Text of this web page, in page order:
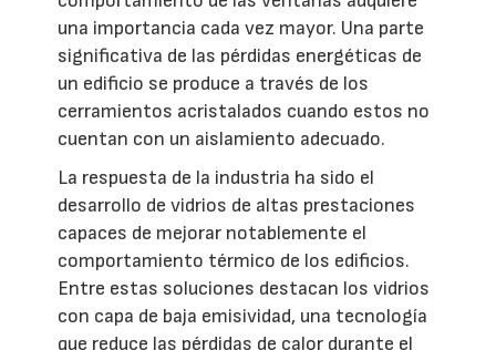
una importancia cada vez mayor. Una parte
significativa de las pérdidas energéticas de
un edificio se produce a través de los
cerramientos acristalados cuando estos no
cuentan con un aislamiento adecuado.
La respuesta de la industria ha sido el
desarrollo de vidrios de altas prestaciones
capaces de mejorar notablemente el
comportamiento térmico de los edificios.
Entre estas soluciones destacan los vidrios
con capa de baja emisividad, una tecnología
que reduce las pérdidas de calor durante el